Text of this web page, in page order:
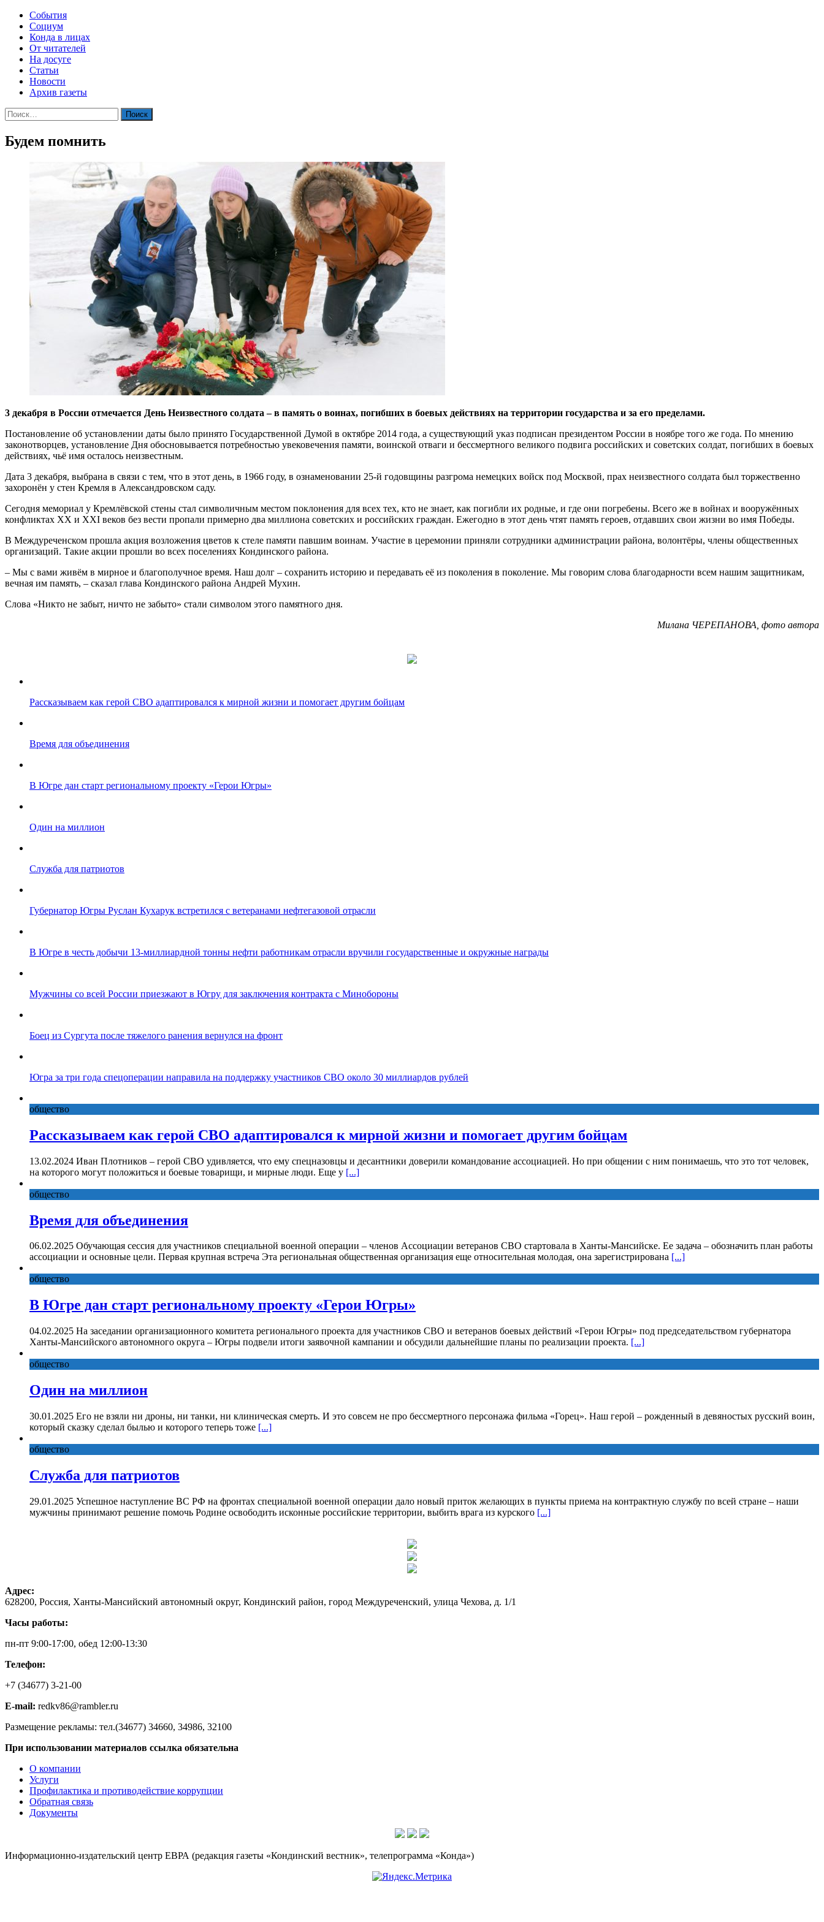
События
Социум
Конда в лицах
От читателей
На досуге
Статьи
Новости
Архив газеты
Найти:
Будем помнить
3 декабря в России отмечается День Неизвестного солдата – в память о воинах, погибших в боевых действиях на территории государства и за его пределами.
Постановление об установлении даты было принято Государственной Думой в октябре 2014 года, а существующий указ подписан президентом России в ноябре того же года. По мнению
законотворцев, установление Дня обосновывается потребностью увековечения памяти, воинской отваги и бессмертного великого подвига российских и советских солдат, погибших в боевых
действиях, чьё имя осталось неизвестным.
Дата 3 декабря, выбрана в связи с тем, что в этот день, в 1966 году, в ознаменовании 25-й годовщины разгрома немецких войск под Москвой, прах неизвестного солдата был торжественно
захоронён у стен Кремля в Александровском саду.
Сегодня мемориал у Кремлёвской стены стал символичным местом поклонения для всех тех, кто не знает, как погибли их родные, и где они погребены. Всего же в войнах и вооружённых
конфликтах XX и XXI веков без вести пропали примерно два миллиона советских и российских граждан. Ежегодно в этот день чтят память героев, отдавших свои жизни во имя Победы.
В Междуреченском прошла акция возложения цветов к стеле памяти павшим воинам. Участие в церемонии приняли сотрудники администрации района, волонтёры, члены общественных
организаций. Такие акции прошли во всех поселениях Кондинского района.
– Мы с вами живём в мирное и благополучное время. Наш долг – сохранить историю и передавать её из поколения в поколение. Мы говорим слова благодарности всем нашим защитникам,
вечная им память, – сказал глава Кондинского района Андрей Мухин.
Слова «Никто не забыт, ничто не забыто» стали символом этого памятного дня.
Милана ЧЕРЕПАНОВА, фото автора
Рассказываем как герой СВО адаптировался к мирной жизни и помогает другим бойцам
Время для объединения
В Югре дан старт региональному проекту «Герои Югры»
Один на миллион
Служба для патриотов
Губернатор Югры Руслан Кухарук встретился с ветеранами нефтегазовой отрасли
В Югре в честь добычи 13-миллиардной тонны нефти работникам отрасли вручили государственные и окружные награды
Мужчины со всей России приезжают в Югру для заключения контракта с Минобороны
Боец из Сургута после тяжелого ранения вернулся на фронт
Югра за три года спецоперации направила на поддержку участников СВО около 30 миллиардов рублей
общество
Рассказываем как герой СВО адаптировался к мирной жизни и помогает другим бойцам
13.02.2024 Иван Плотников – герой СВО удивляется, что ему спецназовцы и десантники доверили командование ассоциацией. Но при общении с ним понимаешь, что это тот человек,
на которого могут положиться и боевые товарищи, и мирные люди. Еще у [...]
общество
Время для объединения
06.02.2025 Обучающая сессия для участников специальной военной операции – членов Ассоциации ветеранов СВО стартовала в Ханты-Мансийске. Ее задача – обозначить план работы
ассоциации и основные цели. Первая крупная встреча Эта региональная общественная организация еще относительная молодая, она зарегистрирована [...]
общество
В Югре дан старт региональному проекту «Герои Югры»
04.02.2025 На заседании организационного комитета регионального проекта для участников СВО и ветеранов боевых действий «Герои Югры» под председательством губернатора
Ханты-Мансийского автономного округа – Югры подвели итоги заявочной кампании и обсудили дальнейшие планы по реализации проекта. [...]
общество
Один на миллион
30.01.2025 Его не взяли ни дроны, ни танки, ни клиническая смерть. И это совсем не про бессмертного персонажа фильма «Горец». Наш герой – рожденный в девяностых русский воин,
который сказку сделал былью и которого теперь тоже [...]
общество
Служба для патриотов
29.01.2025 Успешное наступление ВС РФ на фронтах специальной военной операции дало новый приток желающих в пункты приема на контрактную службу по всей стране – наши
мужчины принимают решение помочь Родине освободить исконные российские территории, выбить врага из курского [...]
Адрес:
628200, Россия, Ханты-Мансийский автономный округ, Кондинский район, город Междуреченский, улица Чехова, д. 1/1
Часы работы:
пн-пт 9:00-17:00, обед 12:00-13:30
Телефон:
+7 (34677) 3-21-00
E-mail: redkv86@rambler.ru
Размещение рекламы: тел.(34677) 34660, 34986, 32100
При использовании материалов ссылка обязательна
О компании
Услуги
Профилактика и противодействие коррупции
Обратная связь
Документы
Информационно-издательский центр ЕВРА (редакция газеты «Кондинский вестник», телепрограмма «Конда»)